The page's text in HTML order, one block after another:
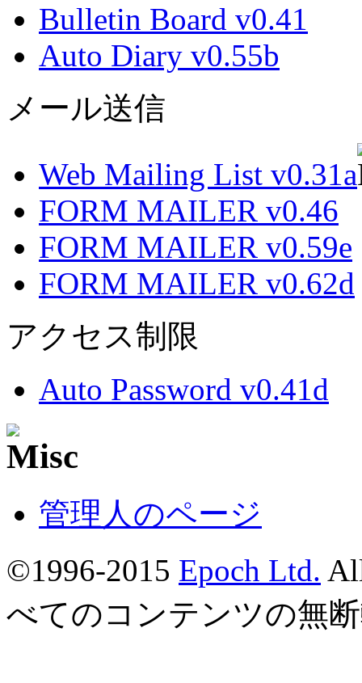
Bulletin Board v0.41
Auto Diary v0.55b
メール送信
Web Mailing List v0.31a
FORM MAILER v0.46
FORM MAILER v0.59e
FORM MAILER v0.62d
アクセス制限
Auto Password v0.41d
管理人のページ
©1996-2015 Epoch Ltd.
べてのコンテンツの無